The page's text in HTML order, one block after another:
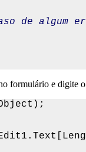
de algum
formulário e digite